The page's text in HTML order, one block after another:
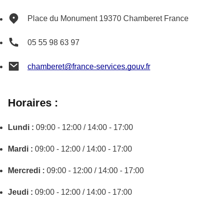
Place du Monument 19370 Chamberet France
05 55 98 63 97
chamberet@france-services.gouv.fr
Horaires :
Lundi : 09:00 - 12:00 / 14:00 - 17:00
Mardi : 09:00 - 12:00 / 14:00 - 17:00
Mercredi : 09:00 - 12:00 / 14:00 - 17:00
Jeudi : 09:00 - 12:00 / 14:00 - 17:00